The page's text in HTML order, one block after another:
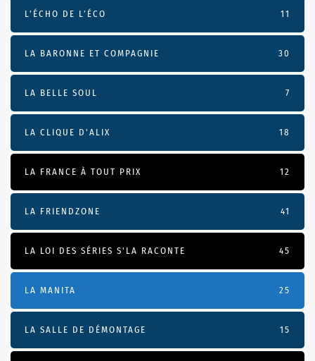
L’ÉCHO DE L’ÉCO 11
LA BARONNE ET COMPAGNIE 30
LA BELLE SOUL 7
LA CLIQUE D'ALIX 18
LA FRANCE À TOUT PRIX 12
LA FRIENDZONE 41
LA LOI DES SÉRIES S'LA RACONTE 45
LA MANITA 25
LA SALLE DE DÉMONTAGE 15